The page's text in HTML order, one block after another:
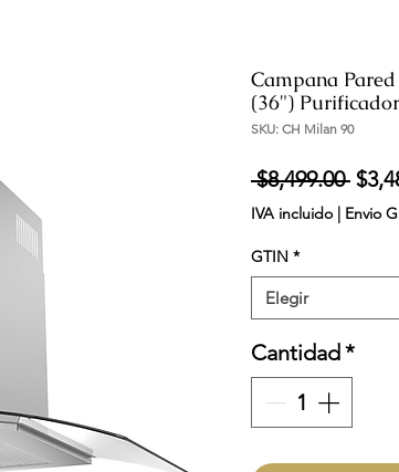
Campana
(36")
SKU: CH Milan 90
$8,499.00
IVA incluido | Envio
GTIN *
Elegir
Cantidad*